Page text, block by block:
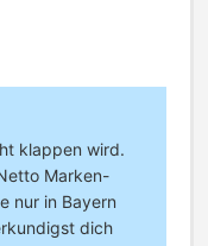
klappen wird.
Marken-
nur in Bayern
dich